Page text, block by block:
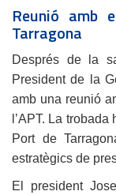
Reunió amb
Tarragona
Després de la
President de la
amb una reunió
l’APT. La
Port de
estratègics de
El president